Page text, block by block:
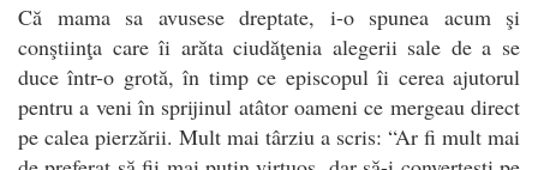
Că mama sa avusese dreptate, i-o spunea acum şi
conştiinţa care îi arăta ciudăţenia alegerii sale de a se
duce într-o grotă, în timp ce episcopul îi cerea ajutorul
pentru a veni în sprijinul atâtor oameni ce mergeau direct
pe calea pierzării. Mult mai târziu a scris: “Ar fi mult mai